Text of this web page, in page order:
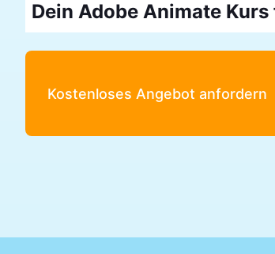
Dein Adobe Animate
Kostenloses Angebot anfordern